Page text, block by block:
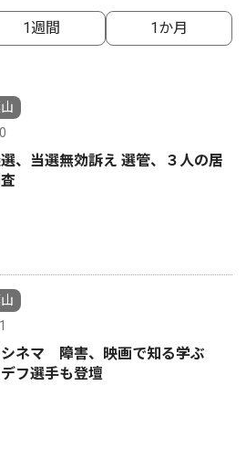
1週間 1か月
、当選無効訴え 選管、３人の居
シネマ 障害、映画で知る学ぶ
フ選手も登壇